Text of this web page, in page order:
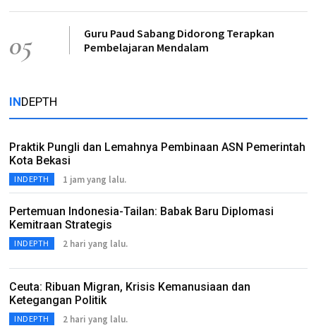
05
Guru Paud Sabang Didorong Terapkan
Pembelajaran Mendalam
INDEPTH
Praktik Pungli dan Lemahnya Pembinaan ASN Pemerintah
Kota Bekasi
INDEPTH 1 jam yang lalu.
Pertemuan Indonesia-Tailan: Babak Baru Diplomasi
Kemitraan Strategis
INDEPTH 2 hari yang lalu.
Ceuta: Ribuan Migran, Krisis Kemanusiaan dan
Ketegangan Politik
INDEPTH 2 hari yang lalu.